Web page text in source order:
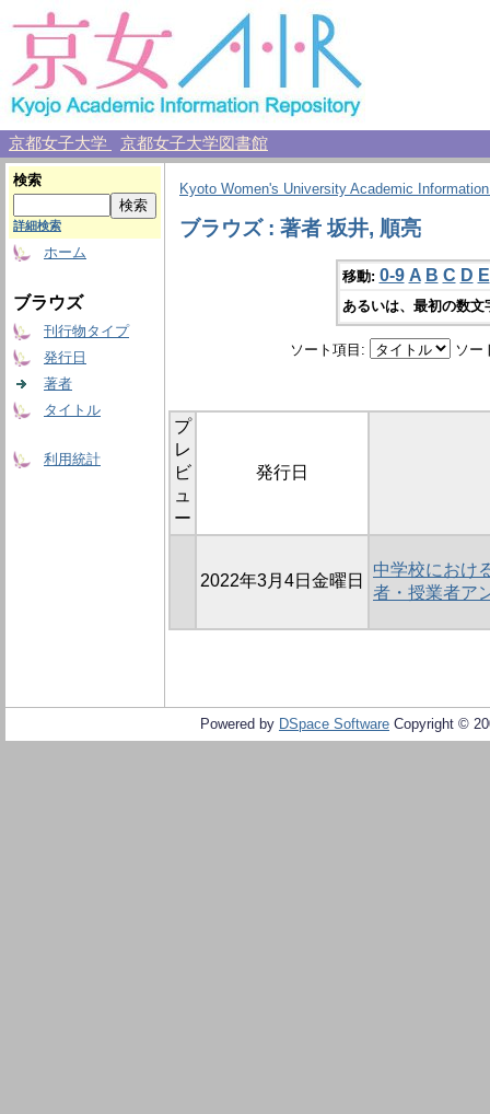
京都女子大学 京都女子大学図書館
検索
詳細検索
ホーム
ブラウズ
刊行物タイプ
発行日
著者
タイトル
利用統計
Kyoto Women's University Academic
ブラウズ : 著者 坂井, 順亮
移動: 0-9 A B C D E
あるいは、最初の数
ソート項目: ソー
プ
レ
ビ
ュ
ー
発行日
2022年3月4日金曜日
中学校におけ
者・授業者ア
Powered by DSpace Software Copyright ©